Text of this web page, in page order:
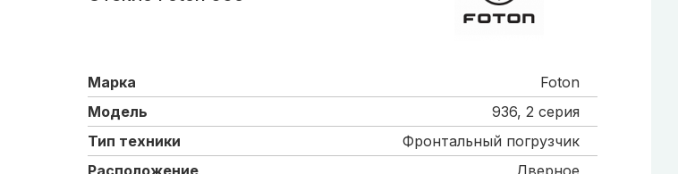
Марка
Foton
Модель
936, 2 серия
Тип техники
Фронтальный погрузчик
Расположение
Дверное